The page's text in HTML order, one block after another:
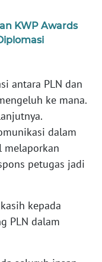
KWP Awards
antara PLN dan
ke mana.
dalam
melaporkan
petugas jadi
kepada
PLN dalam